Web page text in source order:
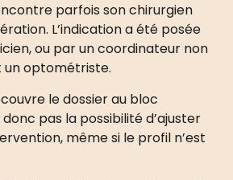
parfois son chirurgien
L’indication a été posée
ou par un coordinateur non
un optométriste.
le dossier au bloc
pas la possibilité d’ajuster
même si le profil n’est